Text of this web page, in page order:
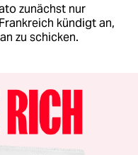
zunächst nur
kündigt an,
zu schicken.